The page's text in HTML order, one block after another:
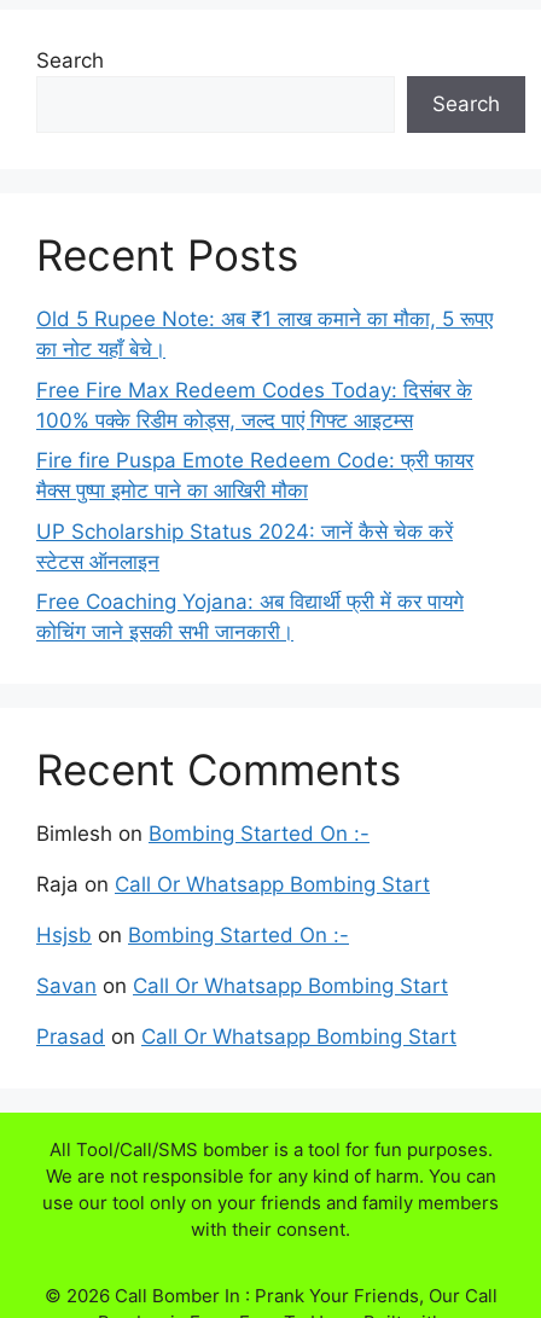
Search
Search
Recent Posts
Old 5 Rupee Note: अब ₹1 लाख कमाने का मौका, 5 रूपए
का नोट यहाँ बेचे।
Free Fire Max Redeem Codes Today: दिसंबर के
100% पक्के रिडीम कोड्स, जल्द पाएं गिफ्ट आइटम्स
Fire fire Puspa Emote Redeem Code: फ्री फायर
मैक्स पुष्पा इमोट पाने का आखिरी मौका
UP Scholarship Status 2024: जानें कैसे चेक करें
स्टेटस ऑनलाइन
Free Coaching Yojana: अब विद्यार्थी फ्री में कर पायगे
कोचिंग जाने इसकी सभी जानकारी।
Recent Comments
Bimlesh on Bombing Started On :-
Raja on Call Or Whatsapp Bombing Start
Hsjsb on Bombing Started On :-
Savan on Call Or Whatsapp Bombing Start
Prasad on Call Or Whatsapp Bombing Start
All Tool/Call/SMS bomber is a tool for fun purposes.
We are not responsible for any kind of harm. You can
use our tool only on your friends and family members
with their consent.
© 2026 Call Bomber In : Prank Your Friends, Our Call